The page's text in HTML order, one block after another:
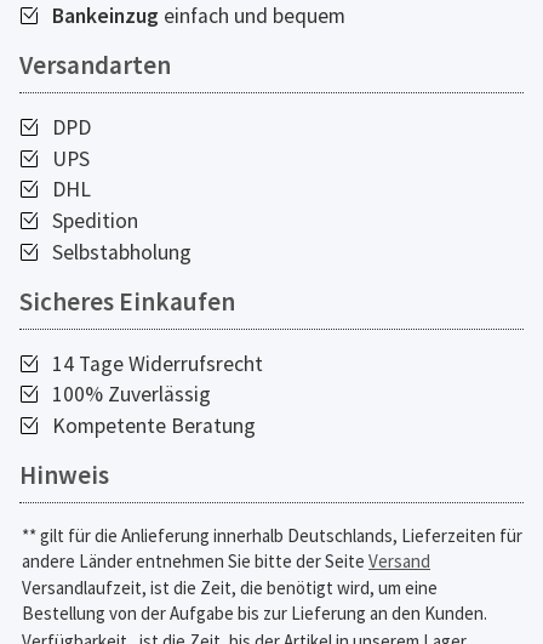
Bankeinzug einfach und bequem
Versandarten
DPD
UPS
DHL
Spedition
Selbstabholung
Sicheres Einkaufen
14 Tage Widerrufsrecht
100% Zuverlässig
Kompetente Beratung
Hinweis
** gilt für die Anlieferung innerhalb Deutschlands, Lieferzeiten für
andere Länder entnehmen Sie bitte der Seite Versand
Versandlaufzeit, ist die Zeit, die benötigt wird, um eine
Bestellung von der Aufgabe bis zur Lieferung an den Kunden.